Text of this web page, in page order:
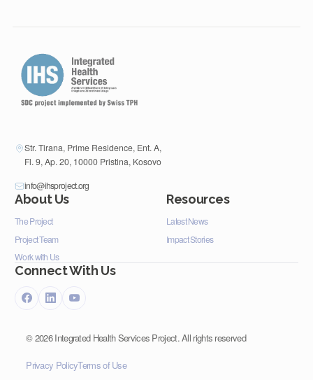
Str. Tirana, Prime Residence, Ent. A,
Fl. 9, Ap. 20, 10000 Pristina, Kosovo
info@ihsproject.org
About Us
The Project
Project Team
Work with Us
Resources
Latest News
Impact Stories
Connect With Us
©2026Integrated Health Services Project. All rights reserved
Privacy PolicyTerms of Use